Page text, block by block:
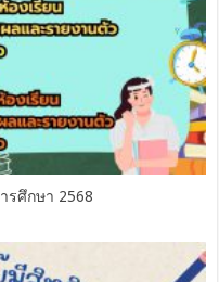
รศึกษา 2568